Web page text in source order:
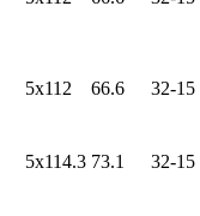
5x112 66.6 32-15
5x114.3 73.1 32-15